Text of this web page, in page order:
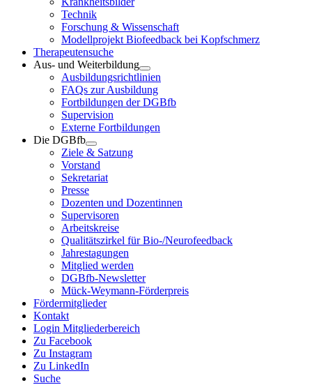
Technik
Forschung & Wissenschaft
Modellprojekt Biofeedback bei Kopfschmerz
Therapeutensuche
Aus- und Weiterbildung
Ausbildungsrichtlinien
FAQs zur Ausbildung
Fortbildungen der DGBfb
Supervision
Externe Fortbildungen
Die DGBfb
Ziele & Satzung
Vorstand
Sekretariat
Presse
Dozenten und Dozentinnen
Supervisoren
Arbeitskreise
Qualitätszirkel für Bio-/Neurofeedback
Jahrestagungen
Mitglied werden
DGBfb-Newsletter
Mück-Weymann-Förderpreis
Fördermitglieder
Kontakt
Login Mitgliederbereich
Zu Facebook
Zu Instagram
Zu LinkedIn
Suche